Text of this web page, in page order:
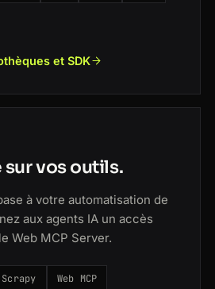
et SDK
sur vos outils.
à votre automatisation de
aux agents IA un accès
Web MCP Server.
Scrapy Web MCP